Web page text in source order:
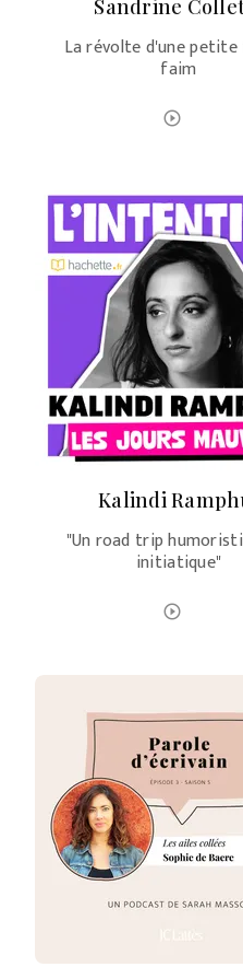
Sandrine
La révolte d'une
faim
play_circle_outline
Kalindi
"Un road trip
initiatique"
play_circle_outline